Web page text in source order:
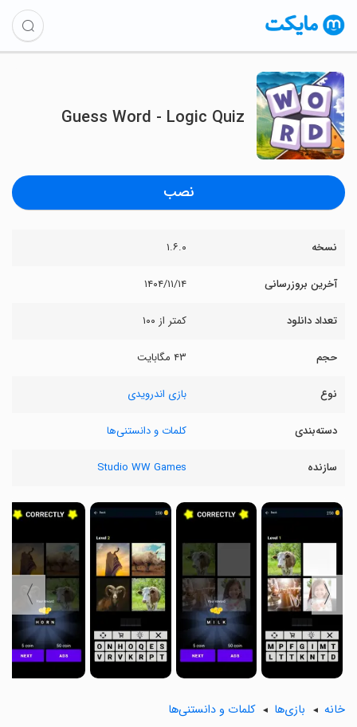
Guess Word - Logic Quiz
نصب
نسخه ۱.۶.۰
آخرین بروزرسانی ۱۴۰۴/۱۱/۱۴
تعداد دانلود کمتر از ۱۰۰
حجم ۴۳ مگابایت
نوع بازی اندرویدی
دسته‌بندی کلمات و دانستنی‌ها
سازنده Studio WW Games
〈
〉
خانه بازی‌ها کلمات و دانستنی‌ها